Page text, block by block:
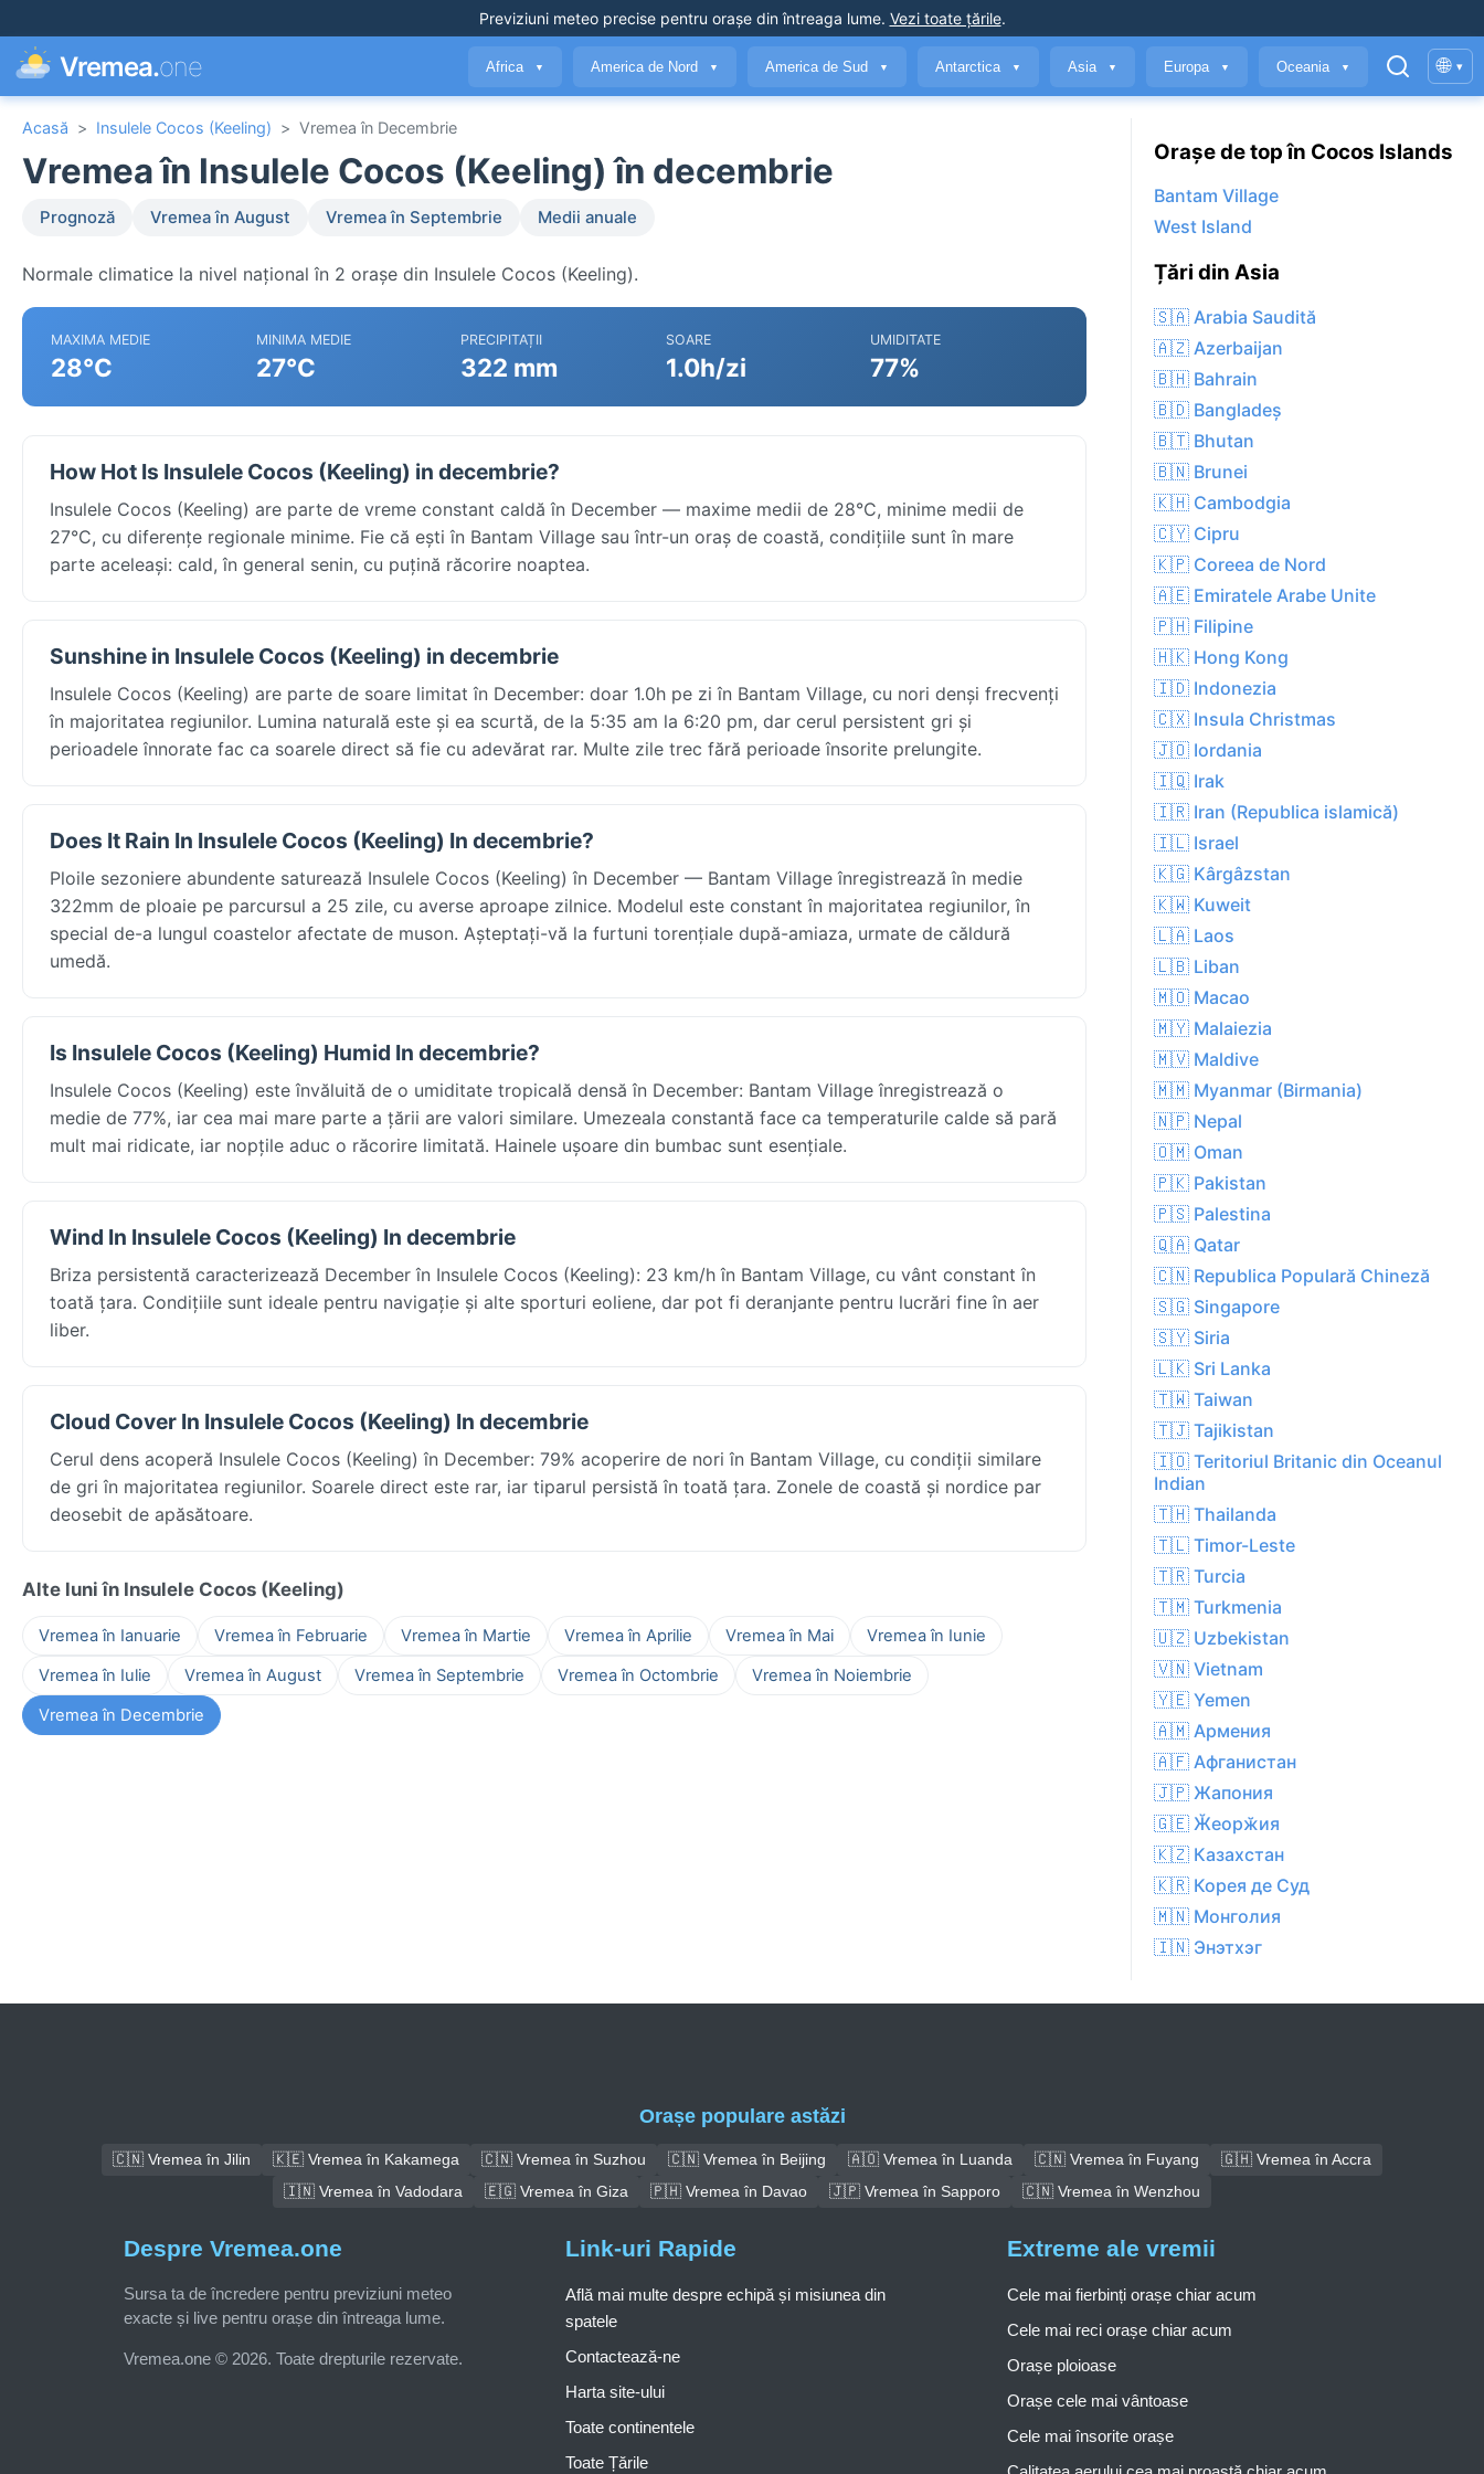
Previziuni meteo precisepentru orașe din întreaga lume. Vezi toate țările.
Vremea.one Africa ▼ America de Nord ▼ America de Sud ▼ Antarctica ▼ Asia ▼ Europa ▼ Oceania ▼ 🌐 ▾
Acasă > Insulele Cocos (Keeling) > Vremea în Decembrie
Vremea în Insulele Cocos (Keeling) în decembrie
Prognoză Vremea în August Vremea în Septembrie Medii anuale
Normale climatice la nivel național în 2 orașe din Insulele Cocos (Keeling).
MAXIMA MEDIE
28°C
MINIMA MEDIE
27°C
PRECIPITAȚII
322 mm
SOARE
1.0h/zi
UMIDITATE
77%
How Hot Is Insulele Cocos (Keeling) in decembrie?
Insulele Cocos (Keeling) are parte de vreme constant caldă în December — maxime medii de 28°C, minime medii de
27°C, cu diferențe regionale minime. Fie că ești în Bantam Village sau într-un oraș de coastă, condițiile sunt în mare
parte aceleași: cald, în general senin, cu puțină răcorire noaptea.
Sunshine in Insulele Cocos (Keeling) in decembrie
Insulele Cocos (Keeling) are parte de soare limitat în December: doar 1.0h pe zi în Bantam Village, cu nori denși frecvenți
în majoritatea regiunilor. Lumina naturală este și ea scurtă, de la 5:35 am la 6:20 pm, dar cerul persistent gri și
perioadele înnorate fac ca soarele direct să fie cu adevărat rar. Multe zile trec fără perioade însorite prelungite.
Does It Rain In Insulele Cocos (Keeling) In decembrie?
Ploile sezoniere abundente saturează Insulele Cocos (Keeling) în December — Bantam Village înregistrează în medie
322mm de ploaie pe parcursul a 25 zile, cu averse aproape zilnice. Modelul este constant în majoritatea regiunilor, în
special de-a lungul coastelor afectate de muson. Așteptați-vă la furtuni torențiale după-amiaza, urmate de căldură
umedă.
Is Insulele Cocos (Keeling) Humid In decembrie?
Insulele Cocos (Keeling) este învăluită de o umiditate tropicală densă în December: Bantam Village înregistrează o
medie de 77%, iar cea mai mare parte a țării are valori similare. Umezeala constantă face ca temperaturile calde să pară
mult mai ridicate, iar nopțile aduc o răcorire limitată. Hainele ușoare din bumbac sunt esențiale.
Wind In Insulele Cocos (Keeling) In decembrie
Briza persistentă caracterizează December în Insulele Cocos (Keeling): 23 km/h în Bantam Village, cu vânt constant în
toată țara. Condițiile sunt ideale pentru navigație și alte sporturi eoliene, dar pot fi deranjante pentru lucrări fine în aer
liber.
Cloud Cover In Insulele Cocos (Keeling) In decembrie
Cerul dens acoperă Insulele Cocos (Keeling) în December: 79% acoperire de nori în Bantam Village, cu condiții similare
de gri în majoritatea regiunilor. Soarele direct este rar, iar tiparul persistă în toată țara. Zonele de coastă și nordice par
deosebit de apăsătoare.
Alte luni în Insulele Cocos (Keeling)
Vremea în Ianuarie Vremea în Februarie Vremea în Martie Vremea în Aprilie Vremea în Mai
Vremea în Iunie
Vremea în Iulie
Vremea în August Vremea în Septembrie Vremea în Octombrie
Vremea în Noiembrie
Vremea în Decembrie
Orașe de top în Cocos Islands
Bantam Village
West Island
Țări din Asia
🇸🇦 Arabia Saudită
🇦🇿 Azerbaijan
🇧🇭 Bahrain
🇧🇩 Bangladeș
🇧🇹 Bhutan
🇧🇳 Brunei
🇰🇭 Cambodgia
🇨🇾 Cipru
🇰🇵 Coreea de Nord
🇦🇪 Emiratele Arabe Unite
🇵🇭 Filipine
🇭🇰 Hong Kong
🇮🇩 Indonezia
🇨🇽 Insula Christmas
🇯🇴 Iordania
🇮🇶 Irak
🇮🇷 Iran (Republica islamică)
🇮🇱 Israel
🇰🇬 Kârgâzstan
🇰🇼 Kuweit
🇱🇦 Laos
🇱🇧 Liban
🇲🇴 Macao
🇲🇾 Malaiezia
🇲🇻 Maldive
🇲🇲 Myanmar (Birmania)
🇳🇵 Nepal
🇴🇲 Oman
🇵🇰 Pakistan
🇵🇸 Palestina
🇶🇦 Qatar
🇨🇳 Republica Populară Chineză
🇸🇬 Singapore
🇸🇾 Siria
🇱🇰 Sri Lanka
🇹🇼 Taiwan
🇹🇯 Tajikistan
🇮🇴 Teritoriul Britanic din Oceanul
Indian
🇹🇭 Thailanda
🇹🇱 Timor-Leste
🇹🇷 Turcia
🇹🇲 Turkmenia
🇺🇿 Uzbekistan
🇻🇳 Vietnam
🇾🇪 Yemen
🇦🇲 Армения
🇦🇫 Афганистан
🇯🇵 Жапония
🇬🇪 Ӂеорӂия
🇰🇿 Казахстан
🇰🇷 Корея де Суд
🇲🇳 Монголия
🇮🇳 Энэтхэг
Orașe populare astăzi
🇨🇳 Vremea în Jilin 🇰🇪 Vremea în Kakamega 🇨🇳 Vremea în Suzhou 🇨🇳 Vremea în Beijing 🇦🇴 Vremea în Luanda 🇨🇳 Vremea în Fuyang
🇬🇭 Vremea în Accra
🇮🇳 Vremea în Vadodara
🇪🇬 Vremea în Giza 🇵🇭 Vremea în Davao 🇯🇵 Vremea în Sapporo 🇨🇳 Vremea în Wenzhou
Despre Vremea.one
Sursa ta de încredere pentru previziuni meteo
exacte și live pentru orașe din întreaga lume.
Vremea.one © 2026. Toate drepturile rezervate.
Link-uri Rapide
Află mai multe despre echipă și misiunea din
spatele
Contactează-ne
Harta site-ului
Toate continentele
Toate Țările
Extreme ale vremii
Cele mai fierbinți orașe chiar acum
Cele mai reci orașe chiar acum
Orașe ploioase
Orașe cele mai vântoase
Cele mai însorite orașe